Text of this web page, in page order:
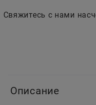
Свяжитесь с нами
Описание